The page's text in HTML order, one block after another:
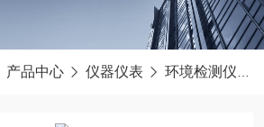
产品中心 仪器仪表 环境检测仪器